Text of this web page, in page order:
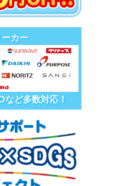
カー
など多数対応！